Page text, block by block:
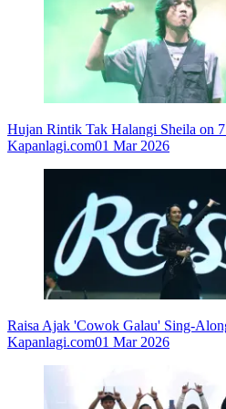
Hujan Rintik Tak Halangi Sheila on
Kapanlagi.com01 Mar 2026
Raisa Ajak 'Cowok Galau' Sing-
Kapanlagi.com01 Mar 2026